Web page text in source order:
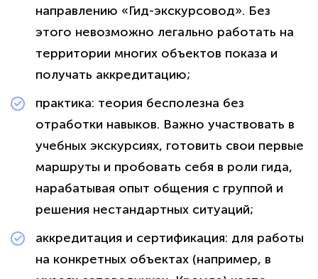
направлению «Гид-экскурсовод». Без
этого невозможно легально работать на
территории многих объектов показа и
получать аккредитацию;
практика: теория бесполезна без
отработки навыков. Важно участвовать в
учебных экскурсиях, готовить свои первые
маршруты и пробовать себя в роли гида,
нарабатывая опыт общения с группой и
решения нестандартных ситуаций;
аккредитация и сертификация: для работы
на конкретных объектах (например, в